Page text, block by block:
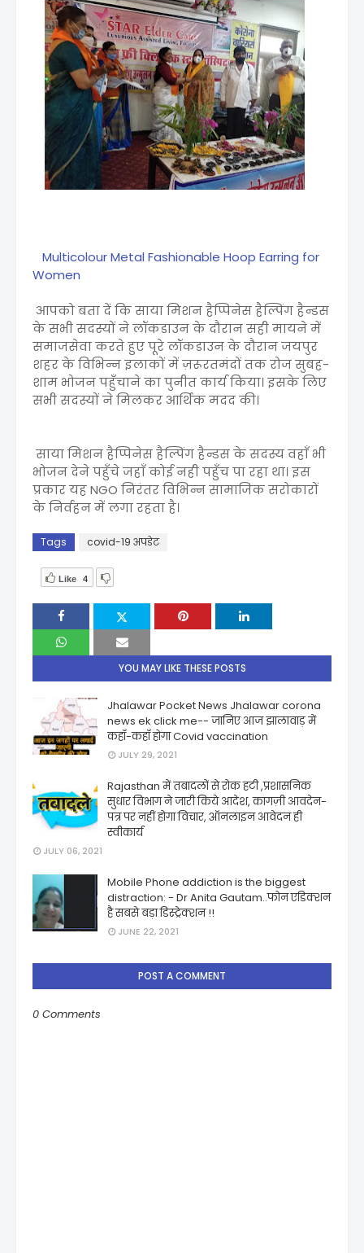
Multicolour Metal Fashionable Hoop Earring for
Women
आपको बता दें कि साया मिशन हैप्पिनेस हैल्पिंग हैन्डस
के सभी सदस्यों ने लॉकडाउन के दौरान सही मायने में
समाजसेवा करते हुए पूरे लॉकडाउन के दौरान जयपुर
शहर के विभिन्न इलाकों में ज़रूरतमंदों तक रोज सुबह-
शाम भोजन पहुँचाने का पुनीत कार्य किया। इसके लिए
सभी सदस्यों ने मिलकर आर्थिक मदद की।
साया मिशन हैप्पिनेस हैल्पिंग हैन्डस के सदस्य वहाँ भी
भोजन देने पहुँचे जहाँ कोई नही पहुँच पा रहा था। इस
प्रकार यह NGO निरंतर विभिन्न सामाजिक सरोकारों
के निर्वहन में लगा रहता है।
Tags covid-19 अपडेट
Like 4
YOU MAY LIKE THESE POSTS
Jhalawar Pocket News Jhalawar corona
news ek click me-- जानिए आज झालावाड़ में
कहाँ-कहाँ होगा Covid vaccination
JULY 29, 2021
Rajasthan में तबादलों से रोक हटी ,प्रशासनिक
सुधार विभाग ने जारी किये आदेश, कागज़ी आवदेन-
पत्र पर नहीं होगा विचार, ऑनलाइन आवेदन ही
स्वीकार्य
JULY 06, 2021
Mobile Phone addiction is the biggest
distraction: - Dr Anita Gautam..फोन एडिक्शन
है सबसे बड़ा डिस्ट्रेक्शन !!
JUNE 22, 2021
POST A COMMENT
0 Comments